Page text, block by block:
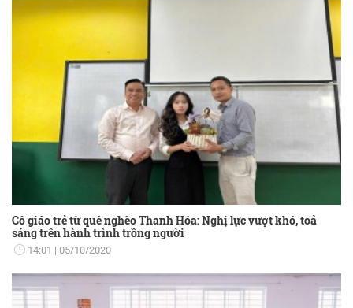
Cô giáo trẻ từ quê nghèo Thanh Hóa: Nghị lực vượt khó, toả
sáng trên hành trình trồng người
14:01 05/10/2020